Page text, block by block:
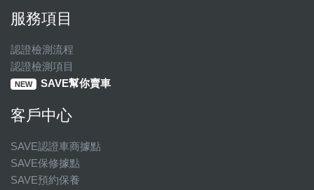
服務項目
認證檢測流程
認證檢測項目
NEW SAVE幫你賣車
客戶中心
SAVE認證車商據點
SAVE保修據點
SAVE預約保養